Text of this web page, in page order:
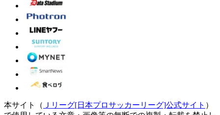
本サイト（ Ｊリーグ[日本プロサッカーリーグ]公式サイト ）